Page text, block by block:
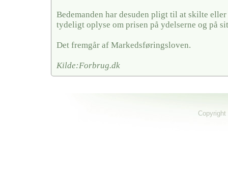
Bedemanden har desuden pligt til at skilte eller
tydeligt oplyse om prisen på ydelserne og på
Det fremgår af Markedsføringsloven.
Kilde:Forbrug.dk